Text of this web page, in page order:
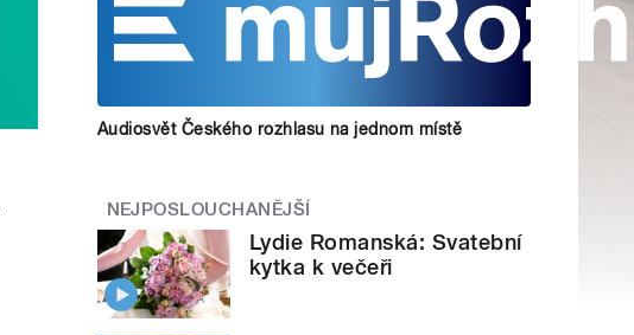
Audiosvět Českého rozhlasu na jednom místě
NEJPOSLOUCHANĚJŠÍ
Lydie Romanská: Svatební
kytka k večeři